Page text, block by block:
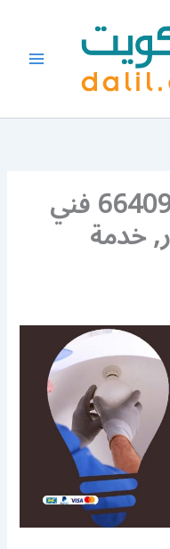
كهربائي القصور 66409555 فني
خدمة